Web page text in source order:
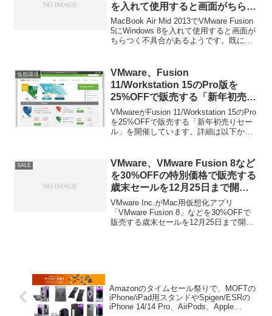
を入れて使用すると画面がちらつ
く不具合とその対処法。
MacBook Air Mid 2013でVMware Fusion
5にWindows 8を入れて使用すると画面が
ちらつく不具合があるようです。既に
ようです。詳細は以下から。
仮想環境
VMware、Fusion
11/Workstation 15のPro版を
25%OFFで販売する「新年初売り
セール」を開催。
VMwareがFusion 11/Workstation 15のPro
を25%OFFで販売する「新年初売りセー
ル」を開催しています。詳細は以下か
SALE
VMware、VMware Fusion 8など
を30%OFFの特別価格で販売する
歳末セールを12月25日まで開
催。
VMware Inc.がMac用仮想化アプリ
「VMware Fusion 8」などを30%OFFで
販売する歳末セールを12月25日まで開催
Amazonのタイムセール祭りで、MOFTの
iPhone/iPad用スタンドやSpigen/ESRの
iPhone 14/14 Pro、AirPods、Apple